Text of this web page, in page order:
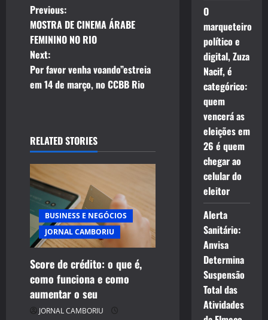
P
o
s
t
a
v
i
g
a
t
i
Previous:
MOSTRA DE CINEMA ÁRABE
FEMININO NO RIO
Next:
Por favor venha voando”estreia
em 14 de março, no CCBB Rio
RELATED STORIES
BUSINESS E NEGÓCIOS
JORNAL CAMBORIU
Score de crédito: o que é,
como funciona e como
aumentar o seu
JORNAL CAMBORIU
O
marqueteiro
político e
digital, Zuza
Nacif, é
categórico:
quem
vencerá as
eleições em
26 é quem
chegar ao
celular do
eleitor
Alerta
Sanitário:
Anvisa
Determina
Suspensão
Total das
Atividades